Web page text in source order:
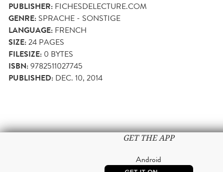
PUBLISHER: FICHESDELECTURE.COM
GENRE: SPRACHE - SONSTIGE
LANGUAGE: FRENCH
SIZE:24 PAGES
FILESIZE: 0 BYTES
ISBN:9782511027745
PUBLISHED: DEC. 10, 2014
GET THE APP
Android